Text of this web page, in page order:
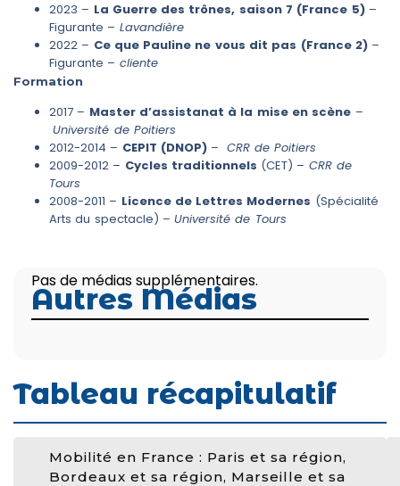
2023 – La Guerre des trônes, saison 7 (France 5) –
Figurante – Lavandière
2022 – Ce que Pauline ne vous dit pas (France 2) –
Figurante – cliente
Formation
2017 – Master d’assistanat à la mise en scène –
Université de Poitiers
2012-2014 – CEPIT (DNOP) – CRR de Poitiers
2009-2012 – Cycles traditionnels (CET) – CRR de
Tours
2008-2011 – Licence de Lettres Modernes (Spécialité
Arts du spectacle) –Université de Tours
Autres Médias
Pas de médias supplémentaires.
Tableau récapitulatif
Mobilité en France : Paris et sa région,
Bordeaux et sa région, Marseille et sa